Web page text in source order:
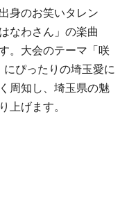
身のお笑いタレン
なわさん」の楽曲
。大会のテーマ「咲
ぴったりの埼玉愛に
周知し、埼玉県の魅
上げます。